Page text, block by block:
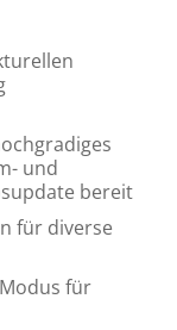
und
bereit
für diverse
für